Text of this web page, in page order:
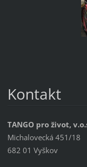
Kontakt
TANGO pro život,
Michalovecká 451/18
682 01 Vyškov